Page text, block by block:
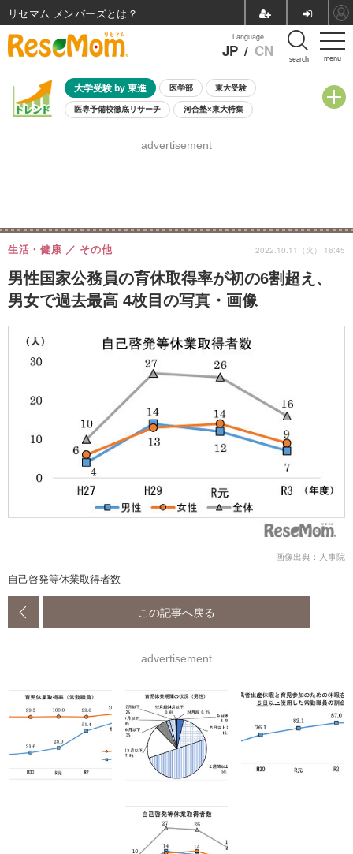
menu
Language
JP / CN search
大学受験 by 東進 医学部 東大受験
医専予備校徹底リサーチ 河合塾×東大特集
8月開催学校説明会・相談会
advertisement
男性国家公務員の育休取得率が初の6割超え、
男女で過去最高 4枚目の写真・画像
生活・健康 その他 2022.10.11（火） 16:45
画像出典：人事院
自己啓発等休業取得者数
この記事へ戻る
advertisement
リセマム メンバーズ